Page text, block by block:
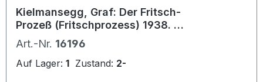
Kielmansegg, Graf: Der Fritsch-
Prozeß (Fritschprozess) 1938. (
Erstausgabe 1949)
Art.-Nr. 16196
Auf Lager: 1 Zustand: 2-